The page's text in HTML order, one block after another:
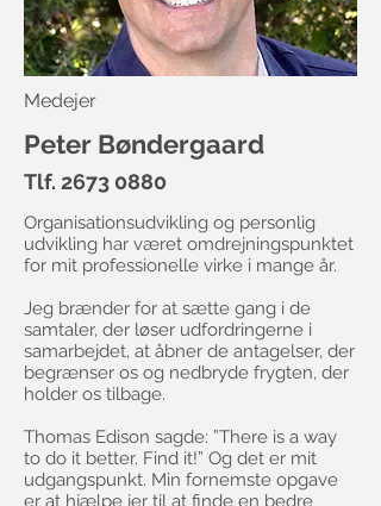
Medejer
Peter Bøndergaard
Tlf. 2673 0880
Organisationsudvikling og personlig
udvikling har været omdrejningspunktet
for mit professionelle virke i mange år.
Jeg brænder for at sætte gang i de
samtaler, der løser udfordringerne i
samarbejdet, at åbner de antagelser, der
begrænser os og nedbryde frygten, der
holder os tilbage.
Thomas Edison sagde: ”There is a way
to do it better. Find it!” Og det er mit
udgangspunkt. Min fornemste opgave
er at hjælpe jer til at finde en bedre